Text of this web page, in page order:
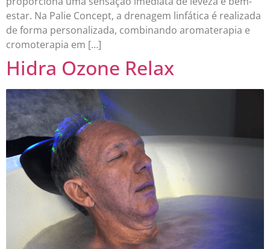
estar. Na Palie Concept, a drenagem linfática é realizada
de forma personalizada, combinando aromaterapia e
cromoterapia em […]
Hidra Ozone Relax